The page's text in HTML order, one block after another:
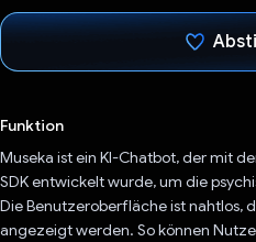
Funktion
Museka ist ein KI-Chatbot, der mit
SDK entwickelt wurde, um die
Die Benutzeroberfläche ist nahtlos,
angezeigt werden. So können